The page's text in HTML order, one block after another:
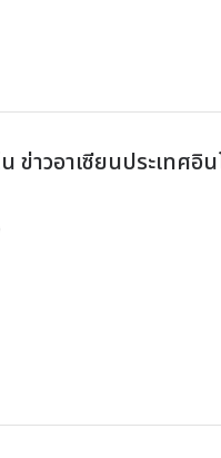
ข่าวอาเซียนประเทศอิ